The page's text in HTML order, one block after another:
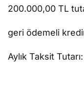
200.000,00 TL
geri ödemeli
Aylık Taksit